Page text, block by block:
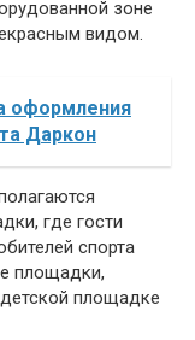
зоне
видом.
оформления
Даркон
где гости
спорта
площадки,
площадке